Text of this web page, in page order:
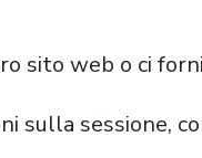
sito web o ci
sulla sessione,